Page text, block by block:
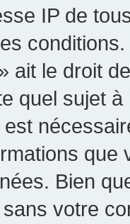
IP de
ait le droit
quel sujet
Bien
votre